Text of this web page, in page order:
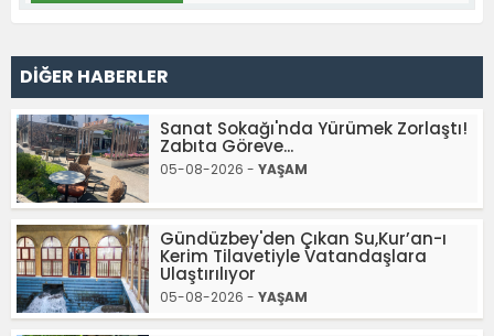
DİĞER HABERLER
Sanat Sokağı'nda Yürümek Zorlaştı!
Zabıta Göreve...
05-08-2026 - YAŞAM
Gündüzbey'den Çıkan Su,Kur’an-ı
Kerim Tilavetiyle Vatandaşlara
Ulaştırılıyor
05-08-2026 - YAŞAM